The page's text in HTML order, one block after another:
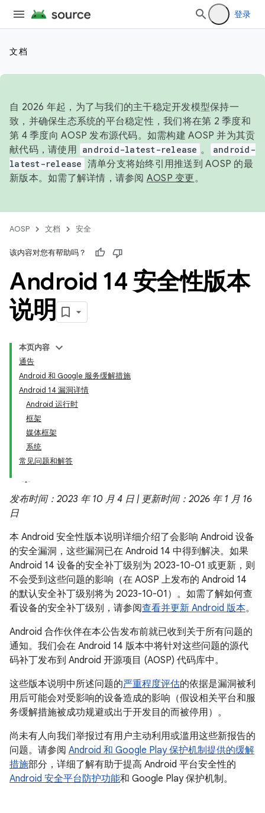
登录
文档
自 2026 年起，为了与我们的主干稳定开发模型保持一
致，并确保生态系统的平台稳定性，我们将在第 2 季度和
第 4 季度向 AOSP 发布源代码。如需构建 AOSP 并为其贡
献代码，请使用 android-latest-release 。
android-
latest-release 清单分支将始终引用推送到 AOSP 的最
新版本。如需了解详情，请参阅 AOSP 变更。
AOSP 文档 安全
该内容对您有帮助吗？
Android 14 安全性版本
说明
本页内容
通告
Android 和 Google 服务缓解措施
Android 14 漏洞详情
Android 运行时
框架
媒体框架
系统
常见问题和解答
发布时间：2023 年 10 月 4 日 | 更新时间：2026 年 1 月 16
日
本 Android 安全性版本说明详细介绍了会影响 Android 设备
的安全漏洞，这些漏洞已在 Android 14 中得到解决。如果
Android 14 设备的安全补丁级别为 2023-10-01 或更新，则
不会受到这些问题的影响（在 AOSP 上发布的 Android 14
的默认安全补丁级别将为 2023-10-01）。如需了解如何查
看设备的安全补丁级别，请参阅查看并更新 Android 版本。
Android 合作伙伴在本公告发布前就已收到关于所有问题的
通知。我们会在 Android 14 版本中将针对这些问题的源代
码补丁发布到 Android 开源项目 (AOSP) 代码库中。
这些版本说明中所述问题的严重程度评估的依据是漏洞被利
用后可能会对受影响的设备造成的影响（假设相关平台和服
务缓解措施被成功规避或出于开发目的而被停用）。
尚未有人向我们举报过有用户主动利用或滥用这些新报告的
问题。请参阅 Android 和 Google Play 保护机制提供的缓解
措施部分，详细了解有助于提高 Android 平台安全性的
Android 安全平台防护功能和 Google Play 保护机制。